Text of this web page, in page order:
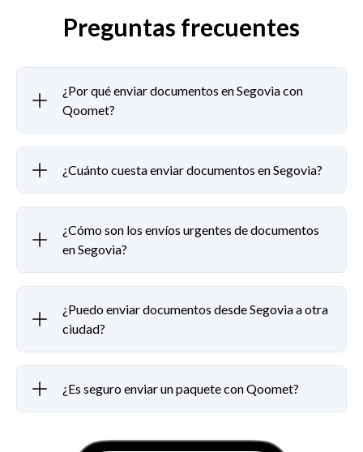
Preguntas frecuentes
¿Por qué enviar documentos en Segovia con
Qoomet?
¿Cuánto cuesta enviar documentos en Segovia?
¿Cómo son los envíos urgentes de documentos
en Segovia?
¿Puedo enviar documentos desde Segovia a otra
ciudad?
¿Es seguro enviar un paquete con Qoomet?